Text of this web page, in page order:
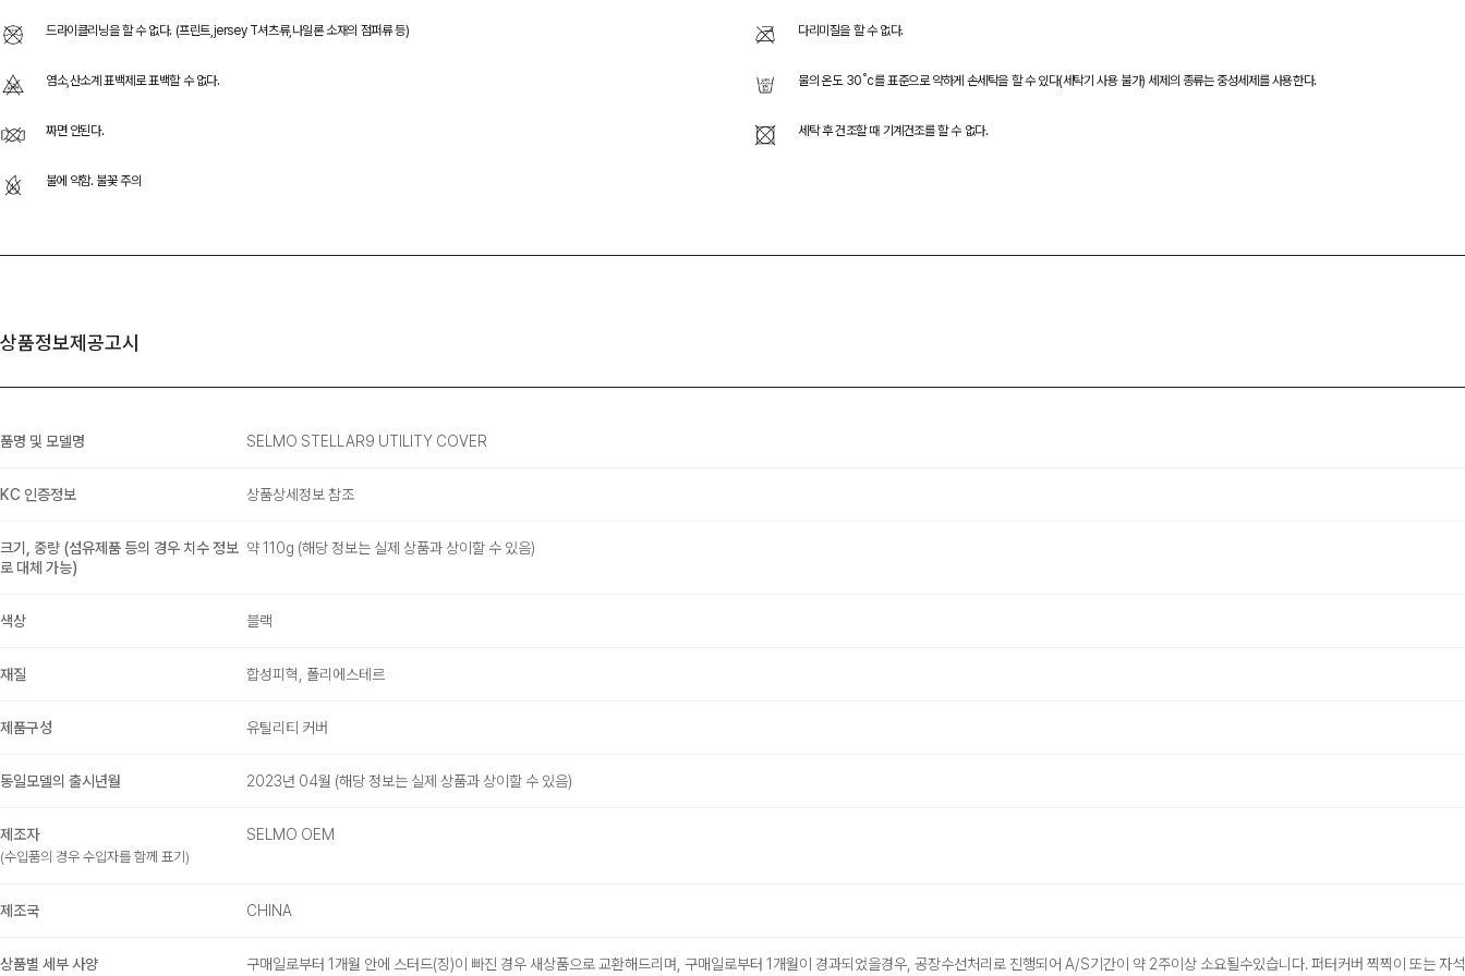
드라이클리닝을 할 수 없다. (프린트,jersey T셔츠류,나일론 소재의 점퍼류 등) 다리미질을 할 수 없다.
염소,산소계 표백제로 표백할 수 없다. 물의 온도 30˚c를 표준으로 약하게 손세탁을 할 수 있다(세탁기 사용 불가) 세제의 종류는 중성세제를 사용한다.
짜면 안된다. 세탁 후 건조할 때 기계건조를 할 수 없다.
불에 약함. 불꽃 주의
상품정보제공고시
품명 및 모델명 SELMO STELLAR9 UTILITY COVER
KC 인증정보 상품상세정보 참조
크기, 중량 (섬유제품 등의 경우 치수 정보
로 대체 가능)
약 110g (해당 정보는 실제 상품과 상이할 수 있음)
색상 블랙
재질 합성피혁, 폴리에스테르
제품구성 유틸리티 커버
동일모델의 출시년월 2023년 04월 (해당 정보는 실제 상품과 상이할 수 있음)
제조자
(수입품의 경우 수입자를 함께 표기)
SELMO OEM
제조국 CHINA
상품별 세부 사양
구매일로부터 1개월 안에 스터드(징)이 빠진 경우 새상품으로 교환해드리며, 구매일로부터 1개월이 경과되었을경우, 공장수선처리로 진행되어 A/S기간이 약 2주이상 소요될수있습니다. 퍼터커버 찍찍이 또는 자